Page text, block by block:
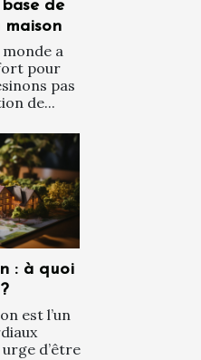
de
a
pour
pas
de...
: à quoi
est l’un
d’être